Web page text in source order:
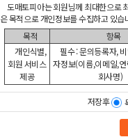
도매토피아는 회원님께 최대한으로
은 목적으로 개인정보를 수집하고 있습
목적
항목
개인식별,
회원 서비스
제공
필수 : 문의등록자,
자정보(이름,이메일,
회사명)
저장후